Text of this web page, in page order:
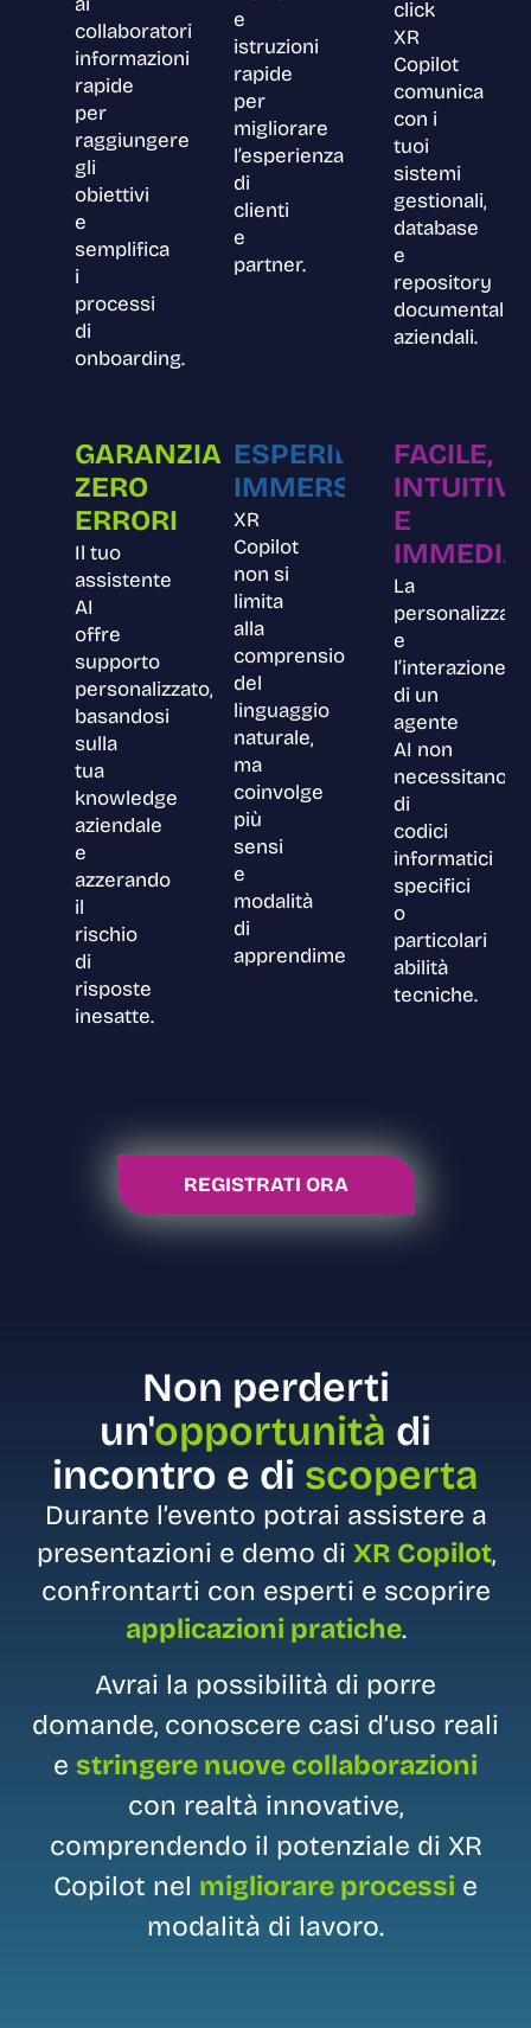
collaboratori
informazioni
rapide
per
raggiungere
gli
obiettivi
e
semplifica
i
processi
di
onboarding.
e
istruzioni
rapide
per
migliorare
l’esperienza
di
clienti
e
partner.
click
XR
Copilot
comunica
con i
tuoi
sistemi
gestionali,
database
e
repository
documentali
aziendali.
GARANZIA
ZERO
ERRORI
Il tuo
assistente
AI
offre
supporto
personalizzato,
basandosi
sulla
tua
knowledge
aziendale
e
azzerando
il
rischio
di
risposte
inesatte.
ESPERIENZA
IMMERSIVA
XR
Copilot
non si
limita
alla
comprensione
del
linguaggio
naturale,
ma
coinvolge
più
sensi
e
modalità
di
apprendimento.
FACILE,
INTUITIVO
E
La
e
l’interazione
di un
agente
AI non
necessitano
di
codici
informatici
specifici
o
particolari
abilità
tecniche.
REGISTRATI ORA
Non perderti
un'opportunità di
incontro e di scoperta
Durante l’evento potrai assistere a
presentazioni e demo di XR Copilot,
confrontarti con esperti e scoprire
applicazioni pratiche.
Avrai la possibilità di porre
domande, conoscere casi d’uso reali
e stringere nuove collaborazioni
con realtà innovative,
comprendendo il potenziale di XR
Copilot nel migliorare processi e
modalità di lavoro.